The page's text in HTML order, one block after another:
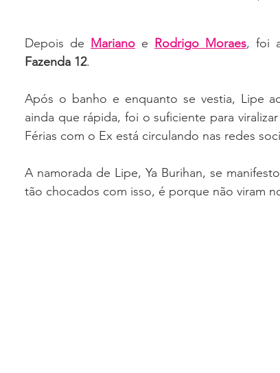
Depois de Mariano e Rodrigo Moraes, foi
Fazenda 12.
Após o banho e enquanto se vestia, Lipe
ainda que rápida, foi o suficiente para
Férias com o Ex está circulando nas redes
A namorada de Lipe, Ya Burihan, se
tão chocados com isso, é porque não viram